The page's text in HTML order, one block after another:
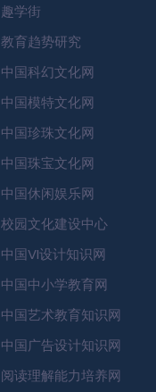
趣学街
教育趋势研究
中国科幻文化网
中国模特文化网
中国珍珠文化网
中国珠宝文化网
中国休闲娱乐网
校园文化建设中心
中国VI设计知识网
中国中小学教育网
中国艺术教育知识网
中国广告设计知识网
阅读理解能力培养网